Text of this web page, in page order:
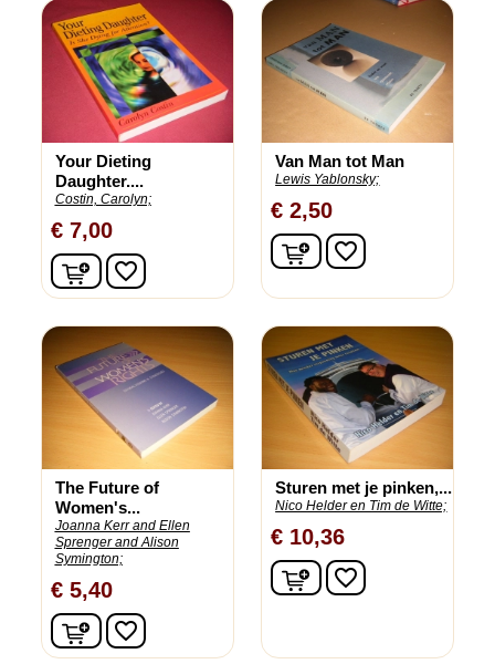
Your Dieting
Daughter....
Costin, Carolyn;
€ 7,00
In winkelwagen
favorite_border
Van Man tot Man
Lewis Yablonsky;
€ 2,50
In winkelwagen
favorite_border
The Future of
Women's...
Joanna Kerr and Ellen
Sprenger and Alison
Symington;
€ 5,40
In winkelwagen
favorite_border
Sturen met je pinken,...
Nico Helder en Tim de Witte;
€ 10,36
In winkelwagen
favorite_border